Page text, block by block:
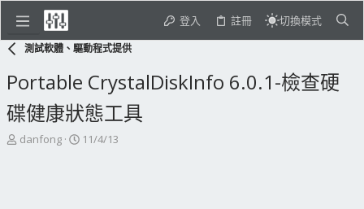
登入 註冊 切換模式
測試軟體、驅動程式提供
Portable CrystalDiskInfo 6.0.1-檢查硬
碟健康狀態工具
主
danfong
開
11/4/13